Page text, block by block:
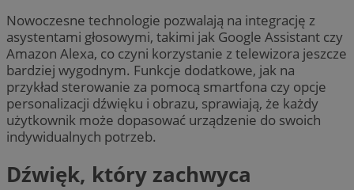
Nowoczesne technologie pozwalają na integrację z
asystentami głosowymi, takimi jak Google Assistant czy
Amazon Alexa, co czyni korzystanie z telewizora jeszcze
bardziej wygodnym. Funkcje dodatkowe, jak na
przykład sterowanie za pomocą smartfona czy opcje
personalizacji dźwięku i obrazu, sprawiają, że każdy
użytkownik może dopasować urządzenie do swoich
indywidualnych potrzeb.
Dźwięk, który zachwyca